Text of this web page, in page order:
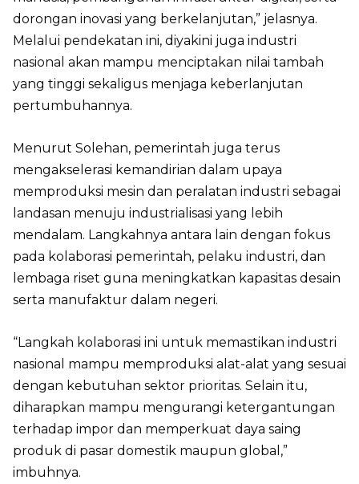
dorongan inovasi yang berkelanjutan,” jelasnya.
Melalui pendekatan ini, diyakini juga industri
nasional akan mampu menciptakan nilai tambah
yang tinggi sekaligus menjaga keberlanjutan
pertumbuhannya.
Menurut Solehan, pemerintah juga terus
mengakselerasi kemandirian dalam upaya
memproduksi mesin dan peralatan industri sebagai
landasan menuju industrialisasi yang lebih
mendalam. Langkahnya antara lain dengan fokus
pada kolaborasi pemerintah, pelaku industri, dan
lembaga riset guna meningkatkan kapasitas desain
serta manufaktur dalam negeri.
“Langkah kolaborasi ini untuk memastikan industri
nasional mampu memproduksi alat-alat yang sesuai
dengan kebutuhan sektor prioritas. Selain itu,
diharapkan mampu mengurangi ketergantungan
terhadap impor dan memperkuat daya saing
produk di pasar domestik maupun global,”
imbuhnya.